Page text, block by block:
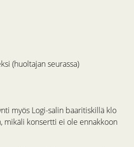
(huoltajan seurassa)
myös Logi-salin baaritiskillä klo
mikäli konsertti ei ole ennakkoon